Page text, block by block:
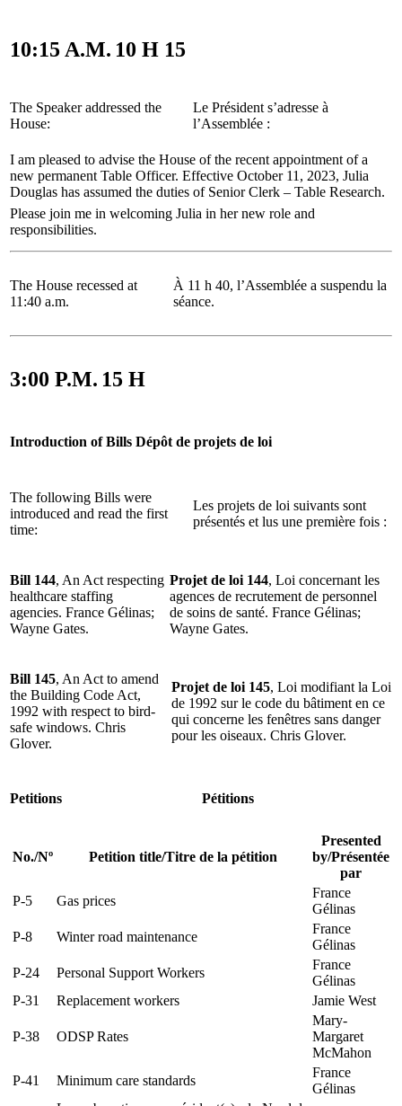
10:15 A.M. 10 H 15
The Speaker addressed the
House:
Le Président s’adresse à
l’Assemblée :
I am pleased to advise the House of the recent appointment of a
new permanent Table Officer. Effective October 11, 2023, Julia
Douglas has assumed the duties of Senior Clerk – Table Research.
Please join me in welcoming Julia in her new role and
responsibilities.
The House recessed at
11:40 a.m.
À 11 h 40, l’Assemblée a suspendu la
séance.
3:00 P.M. 15 H
Introduction of Bills Dépôt de projets de loi
The following Bills were
introduced and read the first
time:
Les projets de loi suivants sont
présentés et lus une première fois :
Bill 144, An Act respecting
healthcare staffing
agencies. France Gélinas;
Wayne Gates.
Projet de loi 144, Loi concernant les
agences de recrutement de personnel
de soins de santé. France Gélinas;
Wayne Gates.
Bill 145, An Act to amend
the Building Code Act,
1992 with respect to bird-
safe windows. Chris
Glover.
Projet de loi 145, Loi modifiant la Loi
de 1992 sur le code du bâtiment en ce
qui concerne les fenêtres sans danger
pour les oiseaux. Chris Glover.
Petitions Pétitions
No./Nº Petition title/Titre de la pétition
Presented
by/Présentée
par
P-5
Gas prices
France
Gélinas
P-8
Winter road maintenance
France
Gélinas
P-24
Personal Support Workers
France
Gélinas
P-31
Replacement workers Jamie West
P-38 ODSP Rates
Mary-
Margaret
McMahon
P-41
Minimum care standards
France
Gélinas